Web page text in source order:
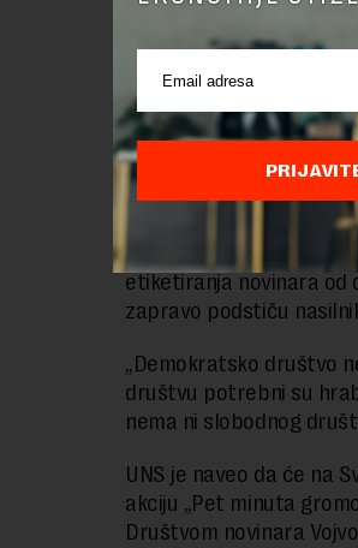
propagande su i brojni
glasnogovornici
saopštenju objavljenom
Uprava za sprečavanje
ekonomija
Kako je navedeno,
etiketiranja novinara od
zapravo podstiču
„Demokratsko društvo
društvu potrebni su
nema ni slobodnog
UNS je naveo da će na
akciju „Pet minuta
Društvom novinara